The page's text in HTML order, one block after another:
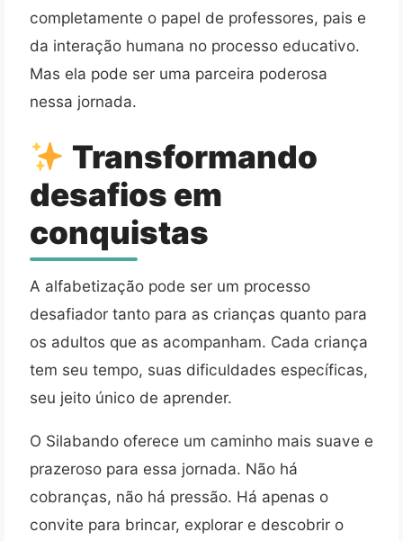
completamente o papel de professores, pais e
da interação humana no processo educativo.
Mas ela pode ser uma parceira poderosa
nessa jornada.
Transformando
desafios em
conquistas
A alfabetização pode ser um processo
desafiador tanto para as crianças quanto para
os adultos que as acompanham. Cada criança
tem seu tempo, suas dificuldades específicas,
seu jeito único de aprender.
O Silabando oferece um caminho mais suave e
prazeroso para essa jornada. Não há
cobranças, não há pressão. Há apenas o
convite para brincar, explorar e descobrir o